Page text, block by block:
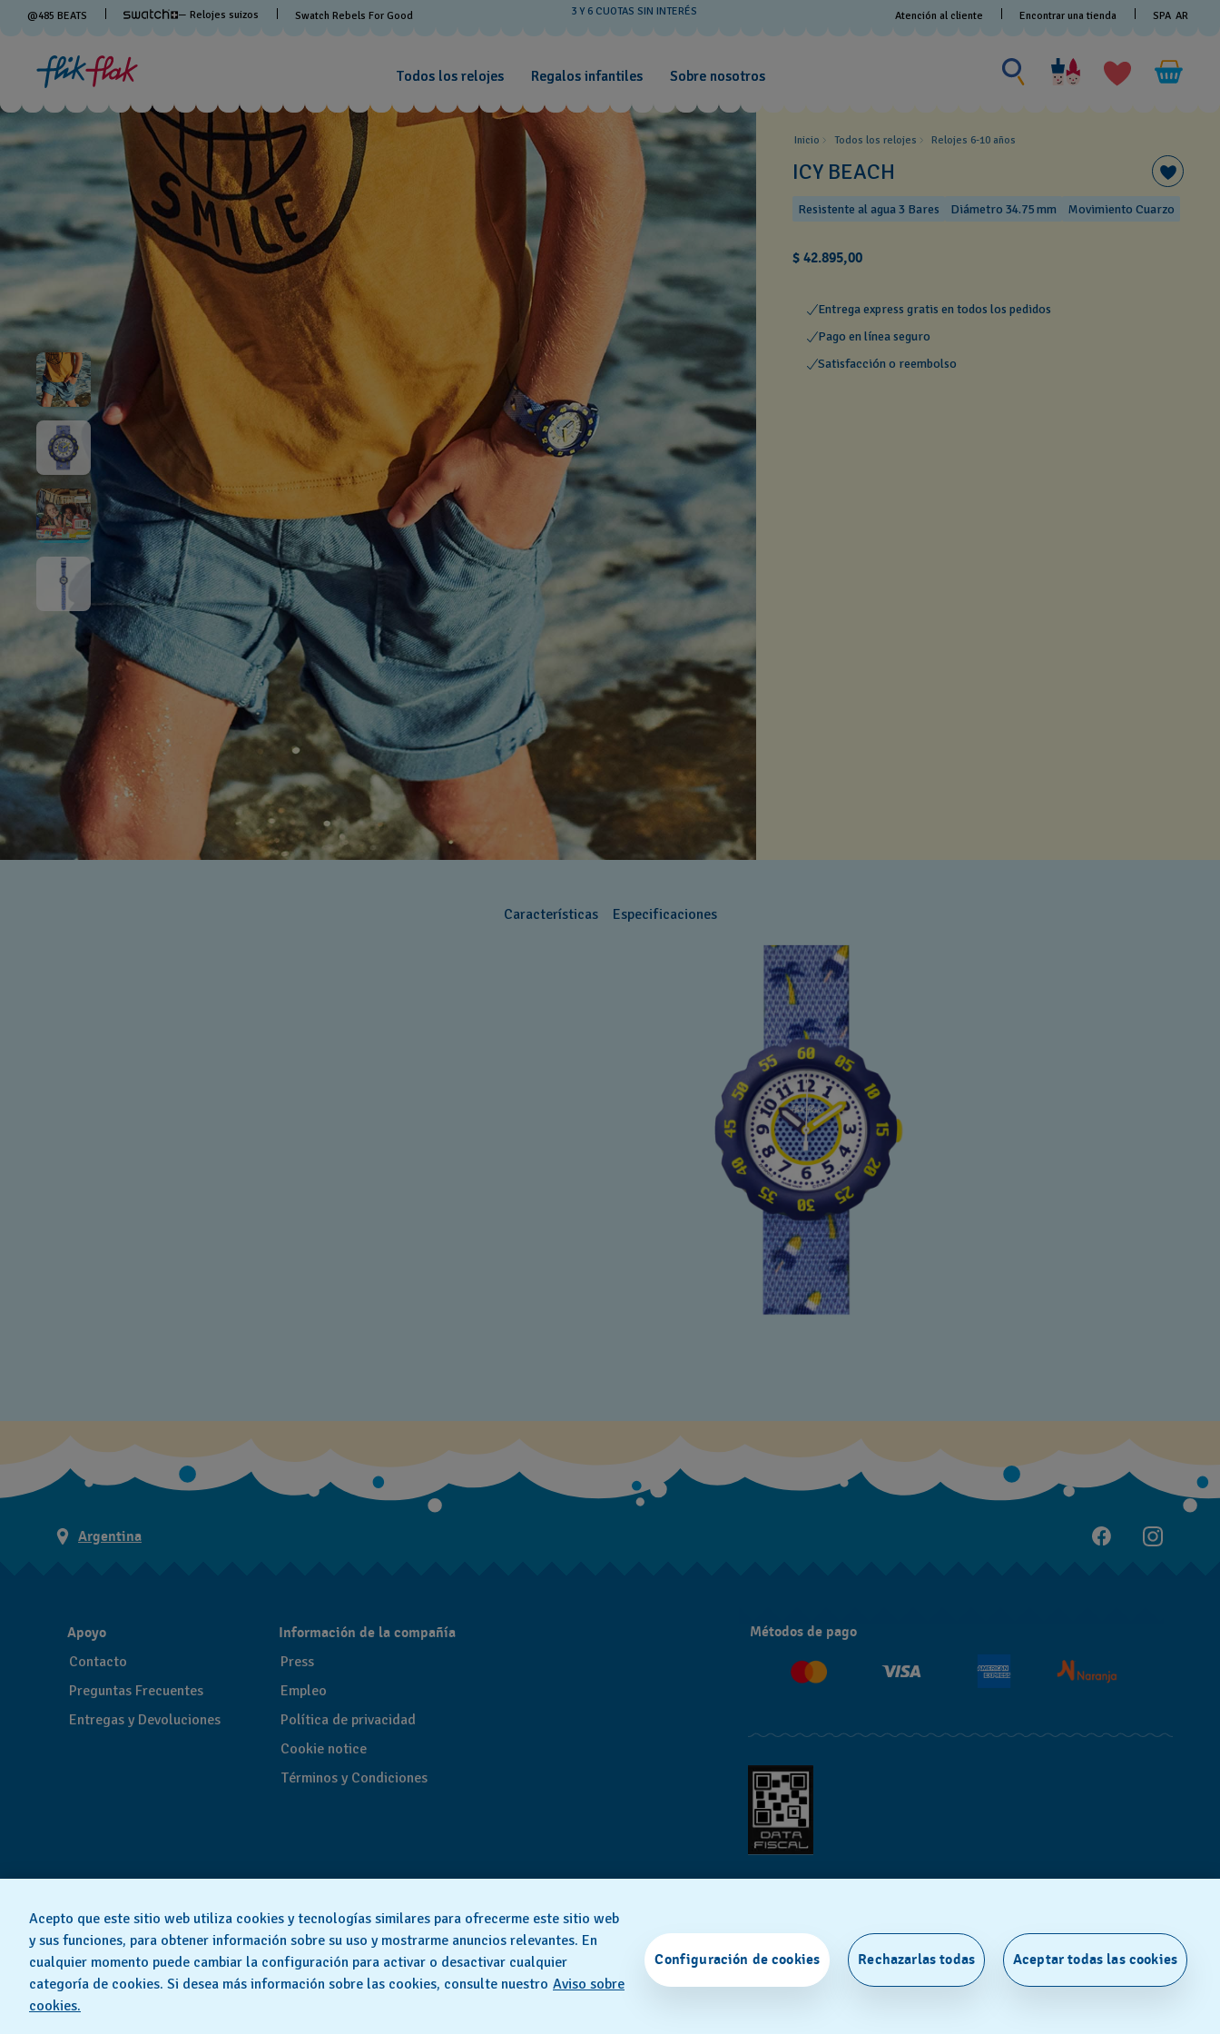
@485 BEATS — Relojes suizos Swatch Rebels For Good 3 Y 6 CUOTAS SIN INTERÉS Atención al cliente Encontrar una tienda SPA AR
Todos los relojes Regalos infantiles Sobre nosotros
Buscar
algo
Inicio Todos los relojes Relojes 6-10 años ​
ICY BEACH
Resistente al agua 3 Bares Diámetro 34.75 mm Movimiento Cuarzo
$ 42.895,00
Entrega express gratis en todos los pedidos
Pago en línea seguro
Satisfacción o reembolso
Características Especificaciones
Argentina
Apoyo
Contacto
Preguntas Frecuentes
Entregas y Devoluciones
Información de la compañía
Press
Empleo
Política de privacidad
Cookie notice
Términos y Condiciones
Métodos de pago
HECHO EN SUIZA
© 2026 Flik Flak, una división de Swatch Ltd. Todos los derechos reservados.‎
Acepto que este sitio web utiliza cookies y tecnologías similares para ofrecerme este sitio web
y sus funciones, para obtener información sobre su uso y mostrarme anuncios relevantes. En
cualquier momento puede cambiar la configuración para activar o desactivar cualquier
categoría de cookies. Si desea más información sobre las cookies, consulte nuestro Aviso sobre
cookies.
Configuración de cookies Rechazarlas todas Aceptar todas las cookies